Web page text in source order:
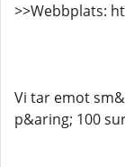
>>Webbplats:
Vi tar emot
p&aring; 100